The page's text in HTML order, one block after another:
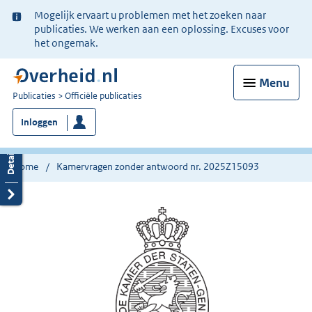
Ter
informatie:
Mogelijk ervaart u problemen met het zoeken naar
publicaties. We werken aan een oplossing. Excuses voor
het ongemak.
Menu
U
bent
nu
hier:
Publicaties Officiële publicaties
Inloggen
Home Kamervragen zonder antwoord nr. 2025Z15093